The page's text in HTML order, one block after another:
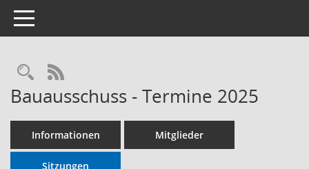
Toggle navigation
RSS-Feed
Bauausschuss - Termine 2025
Informationen Mitglieder
Sitzungen